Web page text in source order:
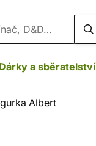
Dárky a sběratelství
Albert